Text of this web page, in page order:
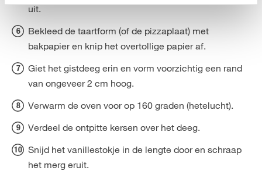
uit.
Bekleed de taartform (of de pizzaplaat) met
bakpapier en knip het overtollige papier af.
Giet het gistdeeg erin en vorm voorzichtig een rand
van ongeveer 2 cm hoog.
Verwarm de oven voor op 160 graden (hetelucht).
Verdeel de ontpitte kersen over het deeg.
Snijd het vanillestokje in de lengte door en schraap
het merg eruit.